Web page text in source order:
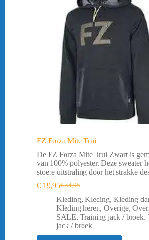
FZ Forza Mite Trui
De FZ Forza Mite Trui Zwart is
van 100% polyester. Deze sweater
stoere uitstraling door het strakke
€54,95
Oorspronkelijke
prijs
was:
€ 54,95.
€ 19,95Huidige
prijs
is:
€ 19,95.
Kleding, Kleding, Kleding
Kleding heren, Overige,
SALE, Training jack / broek,
jack / broek